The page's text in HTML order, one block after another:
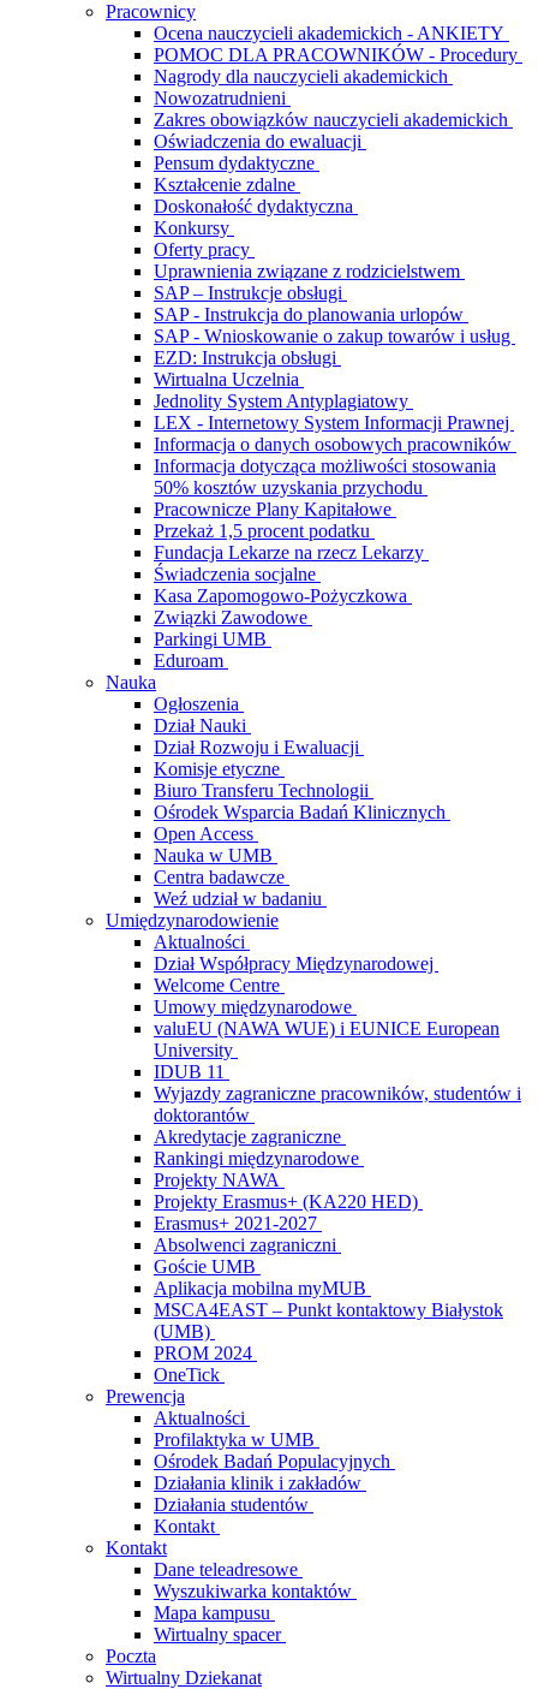
Pracownicy
Ocena nauczycieli akademickich - ANKIETY
POMOC DLA PRACOWNIKÓW - Procedury
Nagrody dla nauczycieli akademickich
Nowozatrudnieni
Zakres obowiązków nauczycieli akademickich
Oświadczenia do ewaluacji
Pensum dydaktyczne
Kształcenie zdalne
Doskonałość dydaktyczna
Konkursy
Oferty pracy
Uprawnienia związane z rodzicielstwem
SAP – Instrukcje obsługi
SAP - Instrukcja do planowania urlopów
SAP - Wnioskowanie o zakup towarów i usług
EZD: Instrukcja obsługi
Wirtualna Uczelnia
Jednolity System Antyplagiatowy
LEX - Internetowy System Informacji Prawnej
Informacja o danych osobowych pracowników
Informacja dotycząca możliwości stosowania
50% kosztów uzyskania przychodu
Pracownicze Plany Kapitałowe
Przekaż 1,5 procent podatku
Fundacja Lekarze na rzecz Lekarzy
Świadczenia socjalne
Kasa Zapomogowo-Pożyczkowa
Związki Zawodowe
Parkingi UMB
Eduroam
Nauka
Ogłoszenia
Dział Nauki
Dział Rozwoju i Ewaluacji
Komisje etyczne
Biuro Transferu Technologii
Ośrodek Wsparcia Badań Klinicznych
Open Access
Nauka w UMB
Centra badawcze
Weź udział w badaniu
Umiędzynarodowienie
Aktualności
Dział Współpracy Międzynarodowej
Welcome Centre
Umowy międzynarodowe
valuEU (NAWA WUE) i EUNICE European
University
IDUB 11
Wyjazdy zagraniczne pracowników, studentów i
doktorantów
Akredytacje zagraniczne
Rankingi międzynarodowe
Projekty NAWA
Projekty Erasmus+ (KA220 HED)
Erasmus+ 2021-2027
Absolwenci zagraniczni
Goście UMB
Aplikacja mobilna myMUB
MSCA4EAST – Punkt kontaktowy Białystok
(UMB)
PROM 2024
OneTick
Prewencja
Aktualności
Profilaktyka w UMB
Ośrodek Badań Populacyjnych
Działania klinik i zakładów
Działania studentów
Kontakt
Kontakt
Dane teleadresowe
Wyszukiwarka kontaktów
Mapa kampusu
Wirtualny spacer
Poczta
Wirtualny Dziekanat